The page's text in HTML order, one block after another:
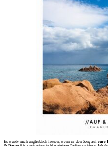
Es würde mich unglaublich freuen, wenn ihr den Song auf eure